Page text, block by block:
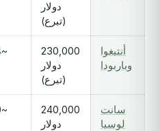
دولار
(تبرع)
أنتيغوا
وباربودا
230,000
دولار
(تبرع)
~144
سانت
لوسيا
240,000
دولار
~140